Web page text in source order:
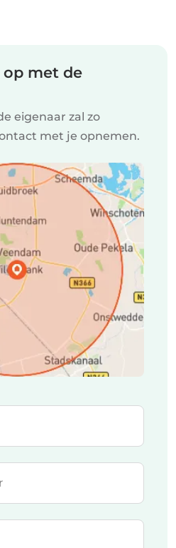
met de
eigenaar zal zo
met je opnemen.